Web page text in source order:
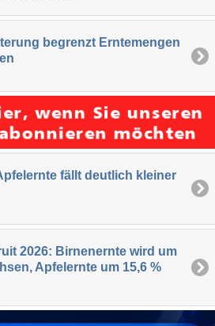
begrenzt Erntemengen
fällt deutlich kleiner
2026: Birnenernte wird um
Apfelernte um 15,6 %